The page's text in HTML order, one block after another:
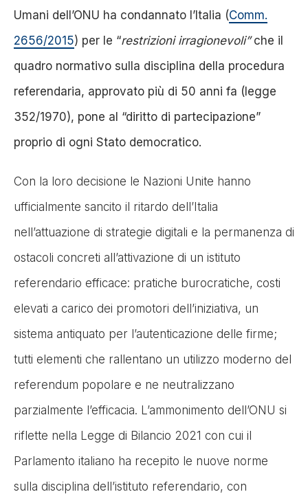
Umani dell’ONU ha condannato l’Italia (Comm.
2656/2015) per le “restrizioni irragionevoli”che il
quadro normativo sulla disciplina della procedura
referendaria, approvato più di 50 anni fa (legge
352/1970), pone al “diritto di partecipazione”
proprio di ogni Stato democratico.
Con la loro decisione le Nazioni Unite hanno
ufficialmente sancito il ritardo dell’Italia
nell’attuazione di strategie digitali e la permanenza di
ostacoli concreti all’attivazione di un istituto
referendario efficace: pratiche burocratiche, costi
elevati a carico dei promotori dell’iniziativa, un
sistema antiquato per l’autenticazione delle firme;
tutti elementi che rallentano un utilizzo moderno del
referendum popolare e ne neutralizzano
parzialmente l’efficacia. L’ammonimento dell’ONU si
riflette nella Legge di Bilancio 2021 con cui il
Parlamento italiano ha recepito le nuove norme
sulla disciplina dell’istituto referendario, con